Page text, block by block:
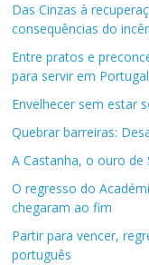
Das Cinzas à
consequências do
Entre pratos e
para servir em Portugal
Envelhecer sem estar
Quebrar barreiras:
A Castanha, o ouro de
O regresso do
chegaram ao fim
Partir para vencer,
português